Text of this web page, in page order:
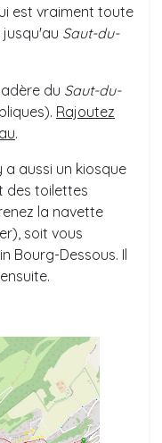
est vraiment toute
jusqu'au Saut-du-
du Saut-du-
Rajoutez
.
a aussi un kiosque
des toilettes
la navette
soit vous
Bourg-Dessous. Il